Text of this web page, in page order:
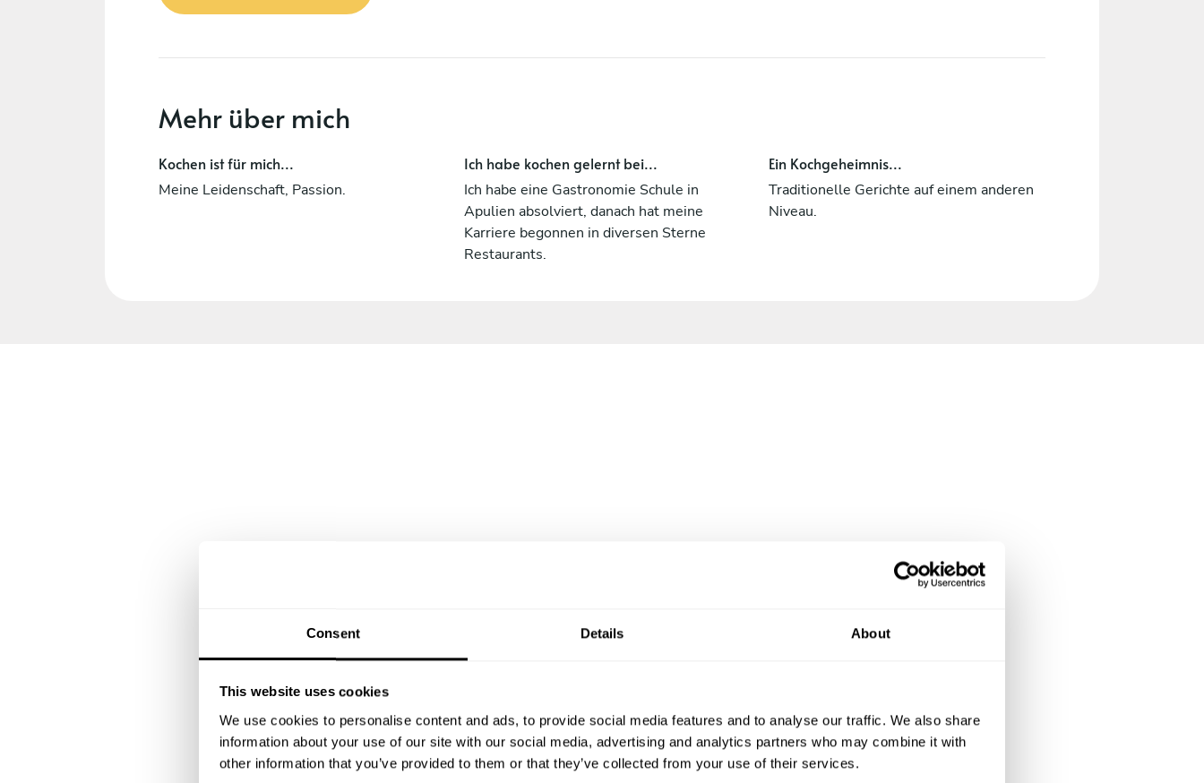
Consent Details About
This website uses cookies
We use cookies to personalise content and ads, to provide social media features and to analyse our traffic. We also share
information about your use of our site with our social media, advertising and analytics partners who may combine it with
other information that you’ve provided to them or that they’ve collected from your use of their services.
Mehr über mich
Kochen ist für mich...
Meine Leidenschaft, Passion.
Ich habe kochen gelernt bei...
Ich habe eine Gastronomie Schule in
Apulien absolviert, danach hat meine
Karriere begonnen in diversen Sterne
Restaurants.
Ein Kochgeheimnis...
Traditionelle Gerichte auf einem anderen
Niveau.